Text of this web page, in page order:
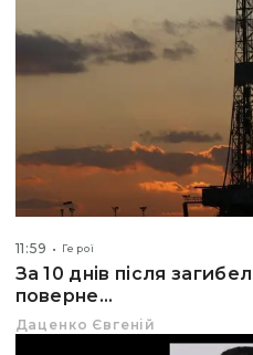
11:59 Герої
За 10 днів після
поверне...
Даценко Євгеній